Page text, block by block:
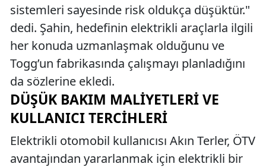
sistemleri sayesinde risk oldukça düşüktür."
dedi. Şahin, hedefinin elektrikli araçlarla ilgili
her konuda uzmanlaşmak olduğunu ve
Togg’un fabrikasında çalışmayı planladığını
da sözlerine ekledi.
DÜŞÜK BAKIM MALIYETLERI VE
KULLANICI TERCIHLERI
Elektrikli otomobil kullanıcısı Akın Terler, ÖTV
avantajından yararlanmak için elektrikli bir